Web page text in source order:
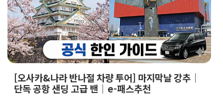
[오사카&나라 반나절 차량 투어] 마지막날 강추｜
단독 공항 샌딩 고급 밴｜e-패스추천